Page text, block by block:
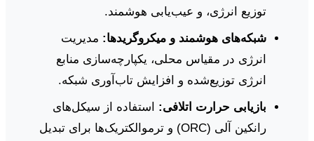
توزیع انرژی، و عیب‌یابی هوشمند.
شبکه‌های هوشمند و میکروگریدها: مدیریت
انرژی در مقیاس محلی، یکپارچه‌سازی منابع
انرژی توزیع‌شده و افزایش تاب‌آوری شبکه.
بازیابی حرارت اتلافی: استفاده از سیکل‌های
رانکین آلی (ORC) و ترموالکتریک‌ها برای تبدیل